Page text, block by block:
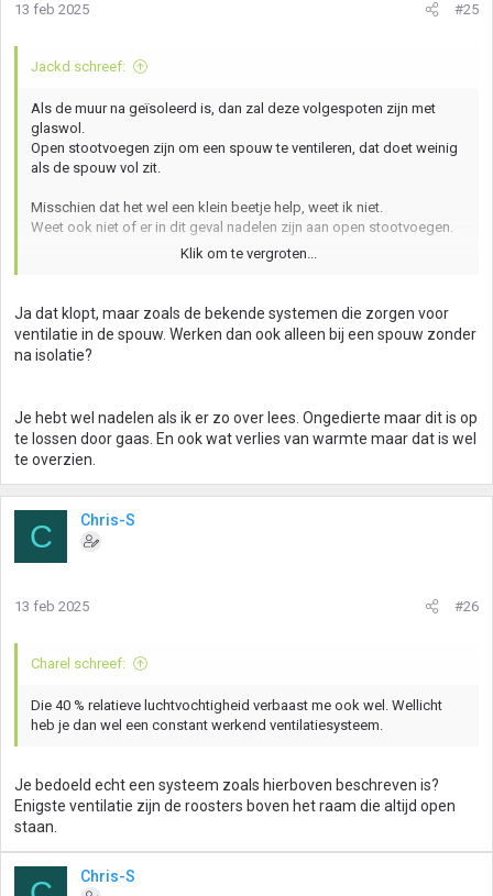
13 feb 2025 #25
Jackd schreef:
Als de muur na geïsoleerd is, dan zal deze volgespoten zijn met
glaswol.
Open stootvoegen zijn om een spouw te ventileren, dat doet weinig
als de spouw vol zit.
Misschien dat het wel een klein beetje help, weet ik niet.
Weet ook niet of er in dit geval nadelen zijn aan open stootvoegen.
40% is prima, lager wil je ook niet. Ventilatie is niet het probleem.
Klik om te vergroten...
Ja dat klopt, maar zoals de bekende systemen die zorgen voor
ventilatie in de spouw. Werken dan ook alleen bij een spouw zonder
na isolatie?
Je hebt wel nadelen als ik er zo over lees. Ongedierte maar dit is op
te lossen door gaas. En ook wat verlies van warmte maar dat is wel
te overzien.
C Chris-S
13 feb 2025 #26
Charel schreef:
Die 40 % relatieve luchtvochtigheid verbaast me ook wel. Wellicht
heb je dan wel een constant werkend ventilatiesysteem.
Je bedoeld echt een systeem zoals hierboven beschreven is?
Enigste ventilatie zijn de roosters boven het raam die altijd open
staan.
Chris-S